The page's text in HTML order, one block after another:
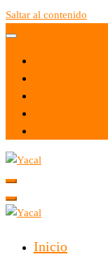
Saltar al contenido
Yacal micro hosting
Inicio